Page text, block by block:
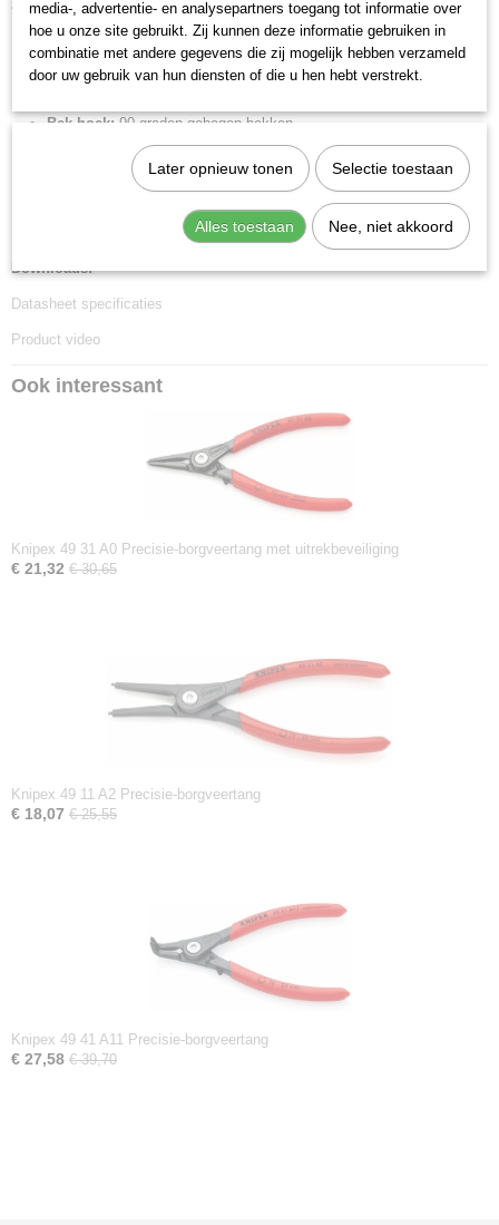
anti-slip kunststof bekleed.
Lengte:
210 mm
Tang afwerking: grijs geatramenteerd
Bek hoek: 90 graden gebogen bekken
Scharnier type:geschroefd scharnier
Capaciteit voor asgatdiameter:40 - 100 mm
2.3 mm
Downloads:
Datasheet specificaties
Product video
Ook interessant
Knipex 49 31 A0 Precisie-borgveertang met uitrekbeveiliging
€ 21,32 € 30,65
Knipex 49 11 A2 Precisie-borgveertang
€ 18,07 € 25,55
Knipex 49 41 A11 Precisie-borgveertang
€ 27,58 € 39,70
media-, advertentie- en analysepartners toegang tot informatie over
hoe u onze site gebruikt. Zij kunnen deze informatie gebruiken in
combinatie met andere gegevens die zij mogelijk hebben verzameld
door uw gebruik van hun diensten of die u hen hebt verstrekt.
Later opnieuw tonen Selectie toestaan
Alles toestaan Nee, niet akkoord